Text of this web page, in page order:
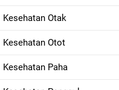
Kesehatan Otak
Kesehatan Otot
Kesehatan Paha